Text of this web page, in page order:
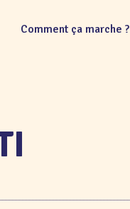
Comment ça marche ?